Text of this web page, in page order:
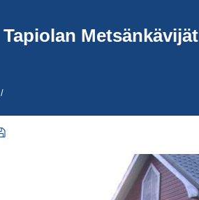
Tapiolan Metsänkävijät
/